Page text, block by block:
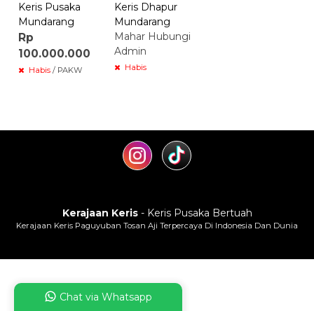
Keris Pusaka
Mundarang
Rp
100.000.000
Habis / PAKW
Keris Dhapur
Mundarang
Mahar Hubungi
Admin
Habis
Kerajaan Keris- Keris Pusaka Bertuah
Kerajaan Keris Paguyuban Tosan Aji Terpercaya Di Indonesia Dan Dunia
Chat via Whatsapp